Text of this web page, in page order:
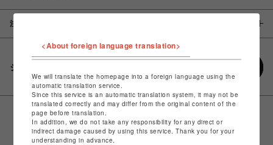
注意事項
シェアする
<About foreign language translation>
We will translate the homepage into a foreign language using the
automatic translation service.
Since this service is an automatic translation system, it may not be
translated correctly and may differ from the original content of the
page before translation.
In addition, we do not take any responsibility for any direct or
indirect damage caused by using this service. Thank you for your
understanding in advance.